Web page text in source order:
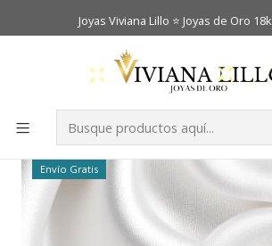
Joyas Viviana Lillo ⭐ Joyas de Oro 18k
Catálogo Aros
-27% OFF
Envío Gratis